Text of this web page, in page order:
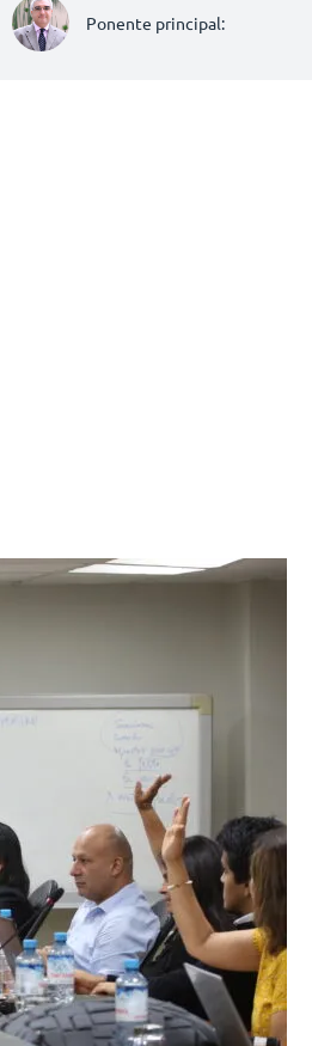
Ponente principal: